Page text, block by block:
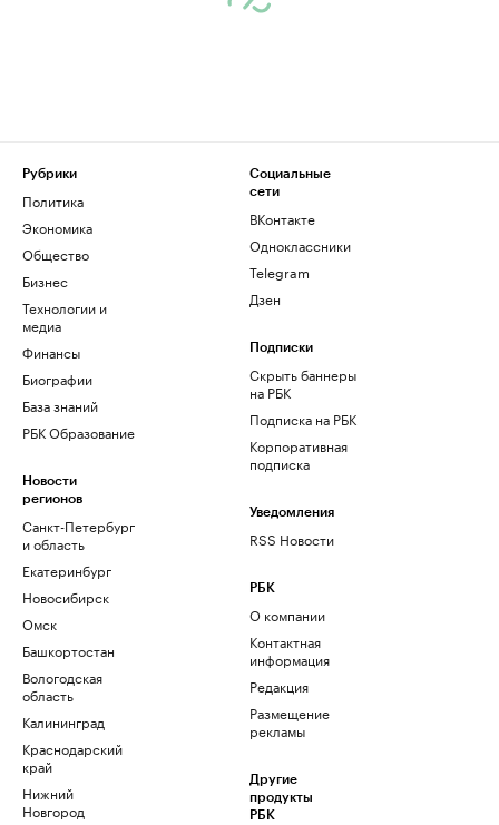
Рубрики
Политика
Экономика
Общество
Бизнес
Технологии и
медиа
Финансы
Биографии
База знаний
РБК Образование
Новости
регионов
Санкт-Петербург
и область
Екатеринбург
Новосибирск
Омск
Башкортостан
Вологодская
область
Калининград
Краснодарский
край
Нижний
Новгород
Социальные
сети
ВКонтакте
Одноклассники
Telegram
Дзен
Подписки
Скрыть баннеры
на РБК
Подписка на РБК
Корпоративная
подписка
Уведомления
RSS Новости
РБК
О компании
Контактная
информация
Редакция
Размещение
рекламы
Другие
продукты
РБК